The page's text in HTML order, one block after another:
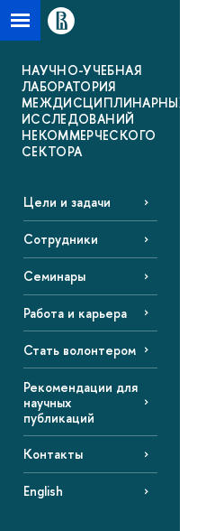
НАУЧНО-УЧЕБНАЯ
ЛАБОРАТОРИЯ
МЕЖДИСЦИПЛИНАРНЫХ
ИССЛЕДОВАНИЙ
НЕКОММЕРЧЕСКОГО
СЕКТОРА
Цели и задачи
Сотрудники
Семинары
Работа и карьера
Стать волонтером
Рекомендации для
научных
публикаций
Контакты
English